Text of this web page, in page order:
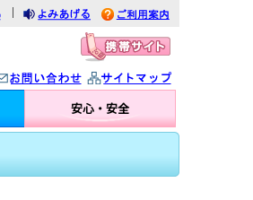
みあげる
利用案内
問い合わせ イトマップ
安心・安全